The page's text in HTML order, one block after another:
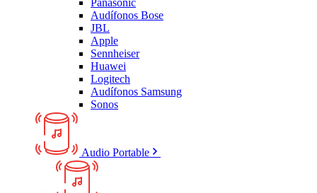
Audífonos Bose
JBL
Apple
Sennheiser
Huawei
Logitech
Audífonos Samsung
Sonos
Audio Portable